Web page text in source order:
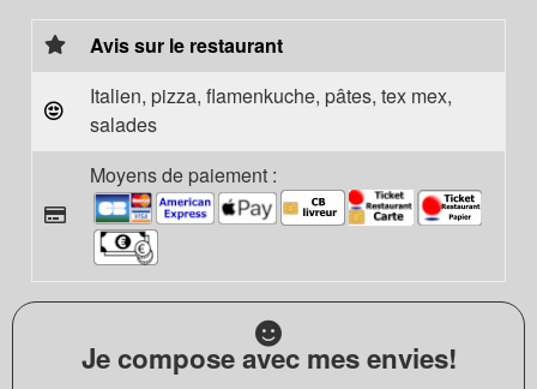
Avis sur le restaurant
Italien, pizza, flamenkuche, pâtes, tex mex,
salades
Moyens de paiement :
Je compose avec mes envies!